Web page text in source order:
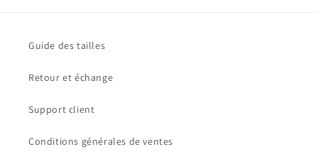
Guide des tailles
Retour et échange
Support client
Conditions générales de ventes